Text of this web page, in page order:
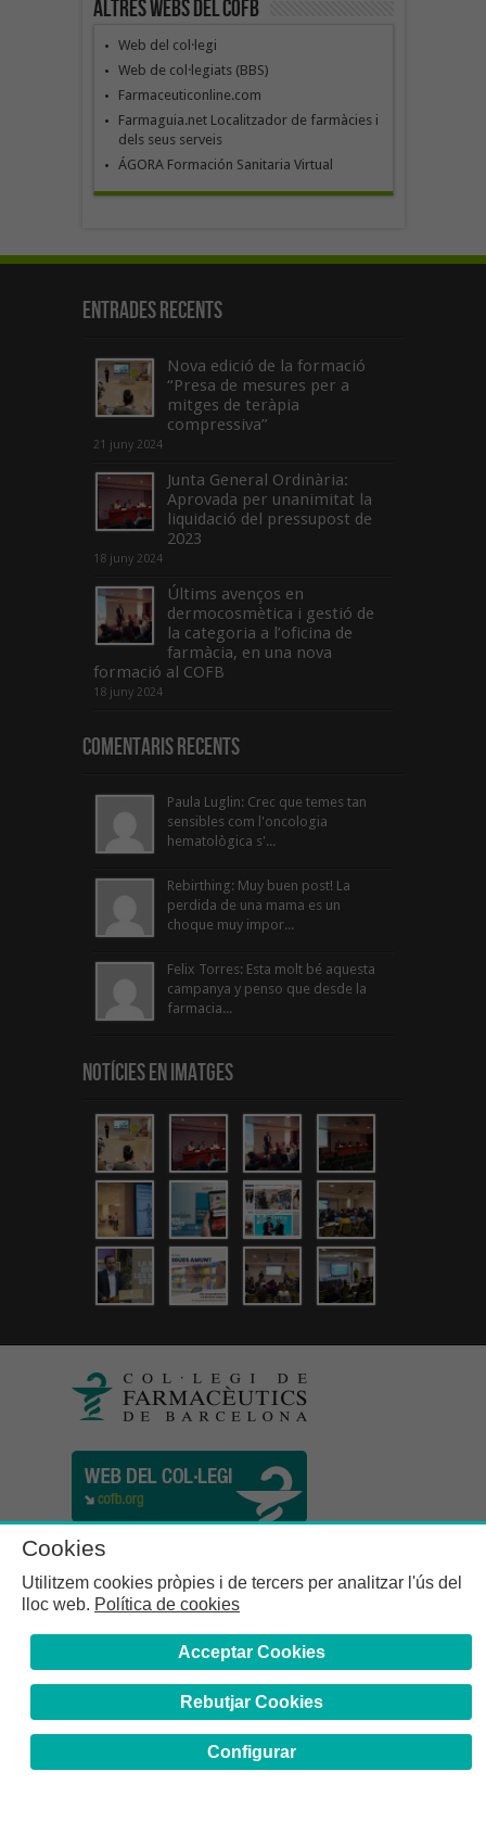
Altres webs del COFB
Web del col·legi
Web de col·legiats (BBS)
Farmaceuticonline.com
Farmaguia.net Localitzador de farmàcies i
dels seus serveis
ÁGORA Formación Sanitaria Virtual
Entrades recents
Nova edició de la formació
“Presa de mesures per a
mitges de teràpia
compressiva”
21 juny 2024
Junta General Ordinària:
Aprovada per unanimitat la
liquidació del pressupost de
2023
18 juny 2024
Últims avenços en
dermocosmètica i gestió de
la categoria a l’oficina de
farmàcia, en una nova
formació al COFB
18 juny 2024
Comentaris Recents
Paula Luglin: Crec que temes tan
sensibles com l'oncologia
hematològica s'...
Rebirthing: Muy buen post! La
perdida de una mama es un
choque muy impor...
Felix Torres: Esta molt bé aquesta
campanya y penso que desde la
farmacia...
Notícies en Imatges
Cookies
Utilitzem cookies pròpies i de tercers per analitzar l'ús del
lloc web. Política de cookies
Acceptar Cookies
Rebutjar Cookies
Configurar